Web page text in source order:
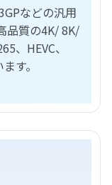
などの汎用
品質の4K/ 8K/
、HEVC、
す。